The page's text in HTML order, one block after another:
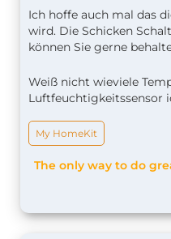
Ich hoffe auch mal das
wird. Die Schicken
können Sie gerne
Weiß nicht wieviele
Luftfeuchtigkeitssensor
My HomeKit
The only way to do